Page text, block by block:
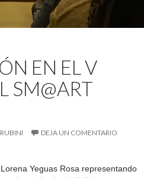
EN EL V
SM@ART
DEJA UN COMENTARIO
Yeguas Rosa representando